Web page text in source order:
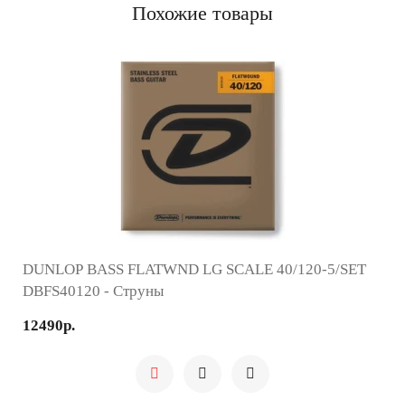
Похожие товары
DUNLOP BASS FLATWND LG SCALE 40/120-5/SET
DBFS40120 - Струны
12490р.